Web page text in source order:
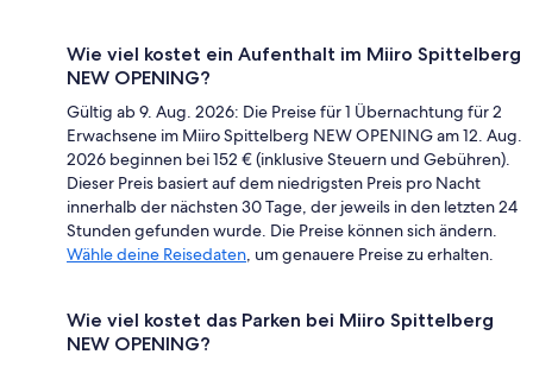
Wie viel kostet ein Aufenthalt im Miiro Spittelberg
NEW OPENING?
Gültig ab 9. Aug. 2026: Die Preise für 1 Übernachtung für 2
Erwachsene im Miiro Spittelberg NEW OPENING am 12. Aug.
2026 beginnen bei 152 € (inklusive Steuern und Gebühren).
Dieser Preis basiert auf dem niedrigsten Preis pro Nacht
innerhalb der nächsten 30 Tage, der jeweils in den letzten 24
Stunden gefunden wurde. Die Preise können sich ändern.
Wähle deine Reisedaten, um genauere Preise zu erhalten.
Wie viel kostet das Parken bei Miiro Spittelberg
NEW OPENING?